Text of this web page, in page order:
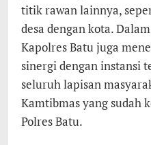
titik rawan lainnya,
desa dengan kota.
Kapolres Batu juga
sinergi dengan instansi
seluruh lapisan
Kamtibmas yang sudah
Polres Batu.